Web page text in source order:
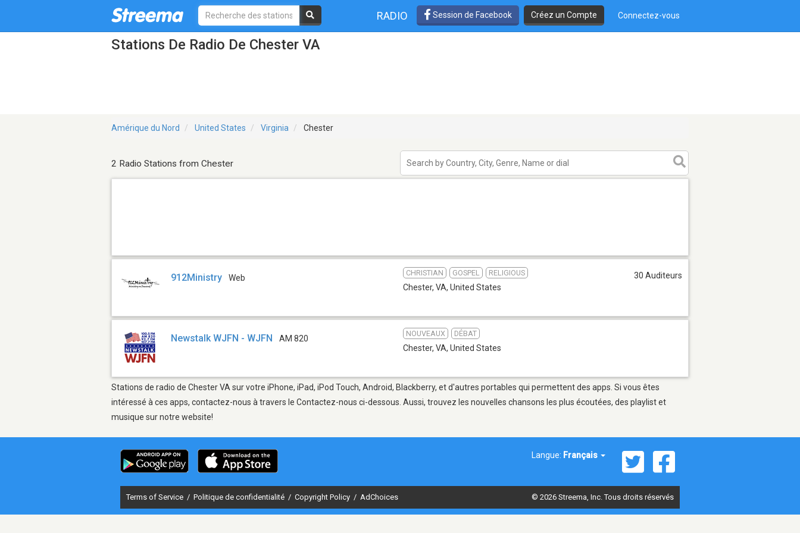
RADIO Session de Facebook Créez un Compte Connectez-vous
Stations De Radio De Chester VA
Amérique du Nord United States Virginia Chester
2 Radio Stations from Chester
912Ministry Web
CHRISTIAN GOSPEL RELIGIOUS
Chester, VA, United States
30 Auditeurs
Newstalk WJFN - WJFN AM 820
NOUVEAUX DÉBAT
Chester, VA, United States
Stations de radio de Chester VA sur votre iPhone, iPad, iPod Touch, Android, Blackberry, et d'autres portables qui permettent des apps. Si vous êtes
intéressé à ces apps, contactez-nous à travers le Contactez-nous ci-dessous. Aussi, trouvez les nouvelles chansons les plus écoutées, des playlist et
musique sur notre website!
Langue: Français
Terms of Service / Politique de confidentialité / Copyright Policy / AdChoices © 2026 Streema, Inc. Tous droits réservés